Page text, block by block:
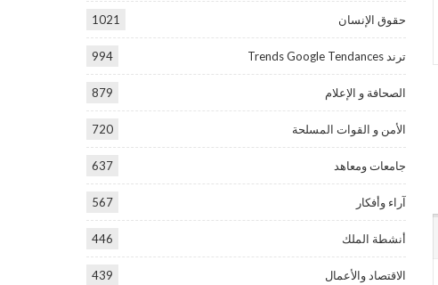
حقوق الإنسان 1021
ترند Trends Google Tendances 994
الصحافة و الإعلام 879
الأمن و القوات المسلحة 720
جامعات ومعاهد 637
آراء وأفكار 567
أنشطة الملك 446
الاقتصاد والأعمال 439